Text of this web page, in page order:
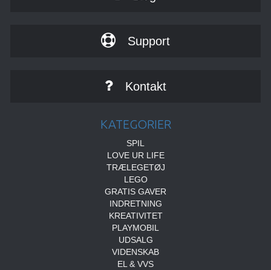
Support
Kontakt
KATEGORIER
SPIL
LOVE UR LIFE
TRÆLEGETØJ
LEGO
GRATIS GAVER
INDRETNING
KREATIVITET
PLAYMOBIL
UDSALG
VIDENSKAB
EL & VVS